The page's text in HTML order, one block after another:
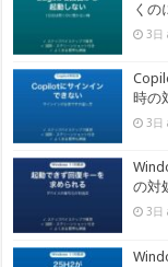
くの
3日
時の
3日
の対
3日